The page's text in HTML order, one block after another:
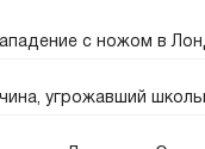
с ножом в
угрожавший